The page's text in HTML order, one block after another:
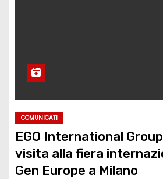
COMUNICATI
EGO International
visita alla fiera
Gen Europe a Milano